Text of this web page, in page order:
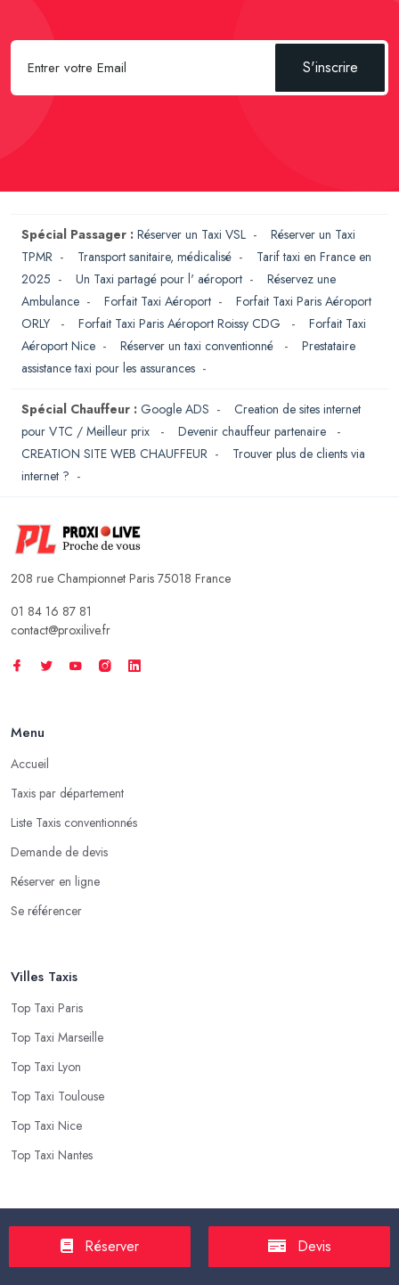
S'inscrire
Spécial Passager : Réserver un Taxi VSL - Réserver un Taxi
TPMR - Transport sanitaire, médicalisé - Tarif taxi en France en
2025 - Un Taxi partagé pour l' aéroport - Réservez une
Ambulance - Forfait Taxi Aéroport - Forfait Taxi Paris Aéroport
ORLY
- Forfait Taxi Paris Aéroport Roissy CDG - Forfait Taxi
Aéroport Nice - Réserver un taxi conventionné - Prestataire
assistance taxi pour les assurances -
Spécial Chauffeur : Google ADS - Creation de sites internet
pour VTC / Meilleur prix
- Devenir chauffeur partenaire
-
CREATION SITE WEB CHAUFFEUR - Trouver plus de clients via
internet ? -
208 rue Championnet Paris 75018 France
01 84 16 87 81
contact@proxilive.fr
Menu
Accueil
Taxis par département
Liste Taxis conventionnés
Demande de devis
Réserver en ligne
Se référencer
Villes Taxis
Top Taxi Paris
Top Taxi Marseille
Top Taxi Lyon
Top Taxi Toulouse
Top Taxi Nice
Top Taxi Nantes
Tarif Course TaxiRéserver Devis